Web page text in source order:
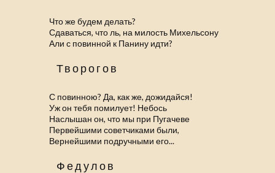
Что же будем делать?
Сдаваться, что ль, на милость Михельсону
Али с повинной к Панину идти?
Творогов
С повинною? Да, как же, дожидайся!
Уж он тебя помилует! Небось
Наслышан он, что мы при Пугачеве
Первейшими советчиками были,
Вернейшими подручными его...
Федулов